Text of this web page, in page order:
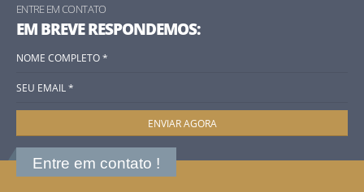
ENTRE EM CONTATO
EM BREVE RESPONDEMOS:
Entre em contato !